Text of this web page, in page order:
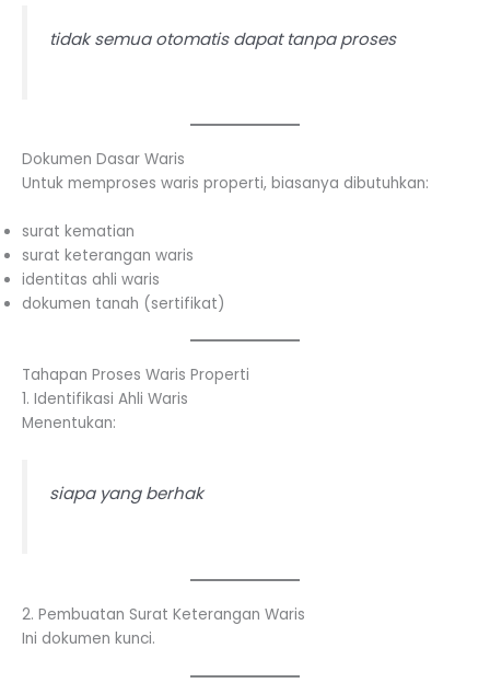
tidak semua otomatis dapat tanpa proses
Dokumen Dasar Waris
Untuk memproses waris properti, biasanya dibutuhkan:
surat kematian
surat keterangan waris
identitas ahli waris
dokumen tanah (sertifikat)
Tahapan Proses Waris Properti
1. Identifikasi Ahli Waris
Menentukan:
siapa yang berhak
2. Pembuatan Surat Keterangan Waris
Ini dokumen kunci.